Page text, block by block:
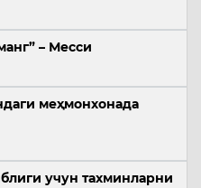
– Месси
меҳмонхонада
учун тахминларни